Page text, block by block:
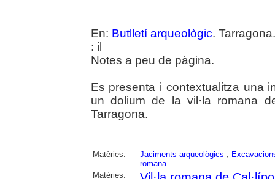
En: Butlletí arqueològic.
: il
Notes a peu de pàgina.
Es presenta i contextualitza una
un dolium de la vil·la romana
Tarragona.
Matèries: Jaciments arqueològics ;
romana
Matèries: